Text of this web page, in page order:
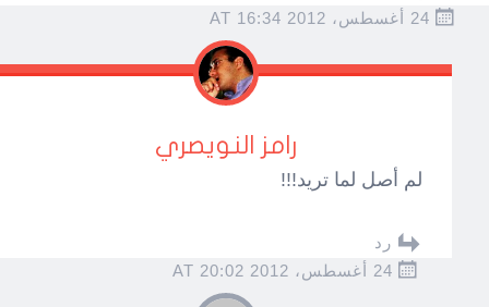
24 أغسطس، 2012 AT 16:34
رامز النويصري
لم أصل لما تريد!!!
رد
24 أغسطس، 2012 AT 20:02